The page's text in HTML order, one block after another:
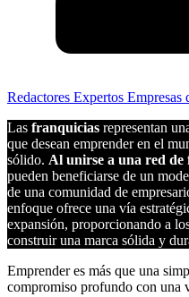
Redactores Expertos Empresas
Las franquicias representan
que desean emprender en el
sólido. Al unirse a una red de
pueden beneficiarse de un
de una comunidad de
enfoque ofrece una vía
expansión, proporcionando a
construir una marca sólida y
Emprender es más que una
compromiso profundo con una